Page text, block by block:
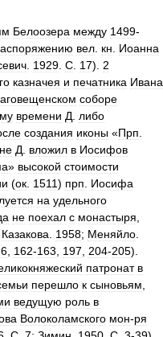
Белоозера между 1499-
вел кн
Иоанна
1929 С 17). 2
казначея и печатника Ивана
соборе
времени Д либо
создания иконы «Прп
не Д вложил в Иосифов
» высокой стоимости
(ок 1511) прп
Иосифа
на удельного
не поехал с монастыря
Казакова 1958; Меняйло
162-163 197 204-205).
патронат в
перешло к сыновьям
ведущую роль в
Волоколамского мон-ря